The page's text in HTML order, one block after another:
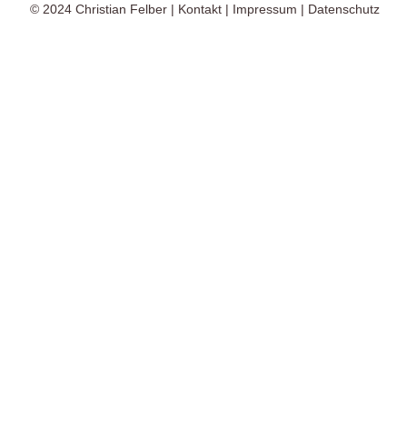
© 2024 Christian Felber | Kontakt | Impressum | Datenschutz